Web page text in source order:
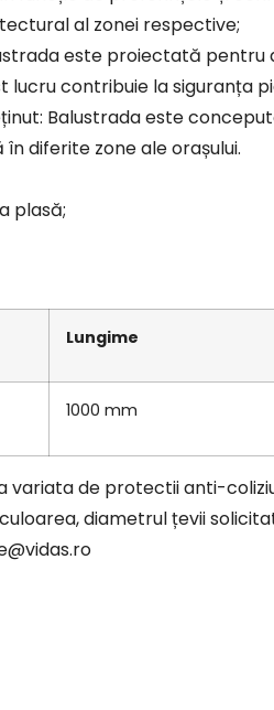
al zonei respective;
este proiectată pentru
lucru contribuie la siguranța
Balustrada este
diferite zone ale orașului.
plasă;
Lungime
1000 mm
variata de protectii anti-
diametrul țevii